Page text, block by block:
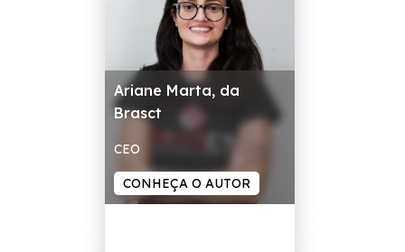
Ariane Marta, da
Brasct
CEO
CONHEÇA O AUTOR